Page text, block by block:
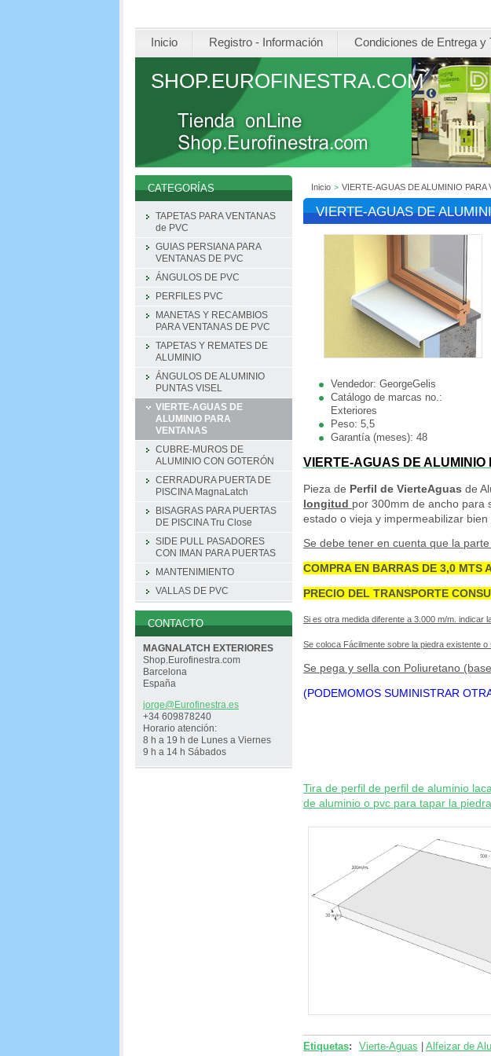
Inicio Registro - Información Condiciones de Entrega y
SHOP.EUROFINESTRA.COM
Inicio > VIERTE-AGUAS DE ALUMINIO PARA
VIERTE-AGUAS DE
Vendedor: GeorgeGelis
Catálogo de marcas no.:
Exteriores
Peso: 5,5
Garantía (meses): 48
VIERTE-AGUAS DE
Pieza de Perfil de VierteAguas de
longitud por 300mm de ancho para
estado o vieja y impermeabilizar
Se debe tener en cuenta que la
COMPRA EN BARRAS DE 3,0 MTS
PRECIO DEL TRANSPORTE
Si es otra medida diferente a 3.000 m/m. indicar
Se coloca Fácilmente sobre la piedra existente
Se pega y sella con Poliuretano
(PODEMOMOS SUMINISTRAR
Tira de perfil de perfil de aluminio
de aluminio o pvc para tapar la
Etiquetas: Vierte-Aguas Alfeizar de
CATEGORÍAS
TAPETAS PARA VENTANAS
de PVC
GUIAS PERSIANA PARA
VENTANAS DE PVC
ÁNGULOS DE PVC
PERFILES PVC
MANETAS Y RECAMBIOS
PARA VENTANAS DE PVC
TAPETAS Y REMATES DE
ALUMINIO
ÁNGULOS DE ALUMINIO
PUNTAS VISEL
VIERTE-AGUAS DE
ALUMINIO PARA
VENTANAS
CUBRE-MUROS DE
ALUMINIO CON GOTERÓN
CERRADURA PUERTA DE
PISCINA MagnaLatch
BISAGRAS PARA PUERTAS
DE PISCINA Tru Close
SIDE PULL PASADORES
CON IMAN PARA PUERTAS
MANTENIMIENTO
VALLAS DE PVC
CONTACTO
MAGNALATCH EXTERIORES
Shop.Eurofinestra.com
Barcelona
España
jorge@Eurofinestra.es
+34 609878240
Horario atención:
8 h a 19 h de Lunes a Viernes
9 h a 14 h Sábados